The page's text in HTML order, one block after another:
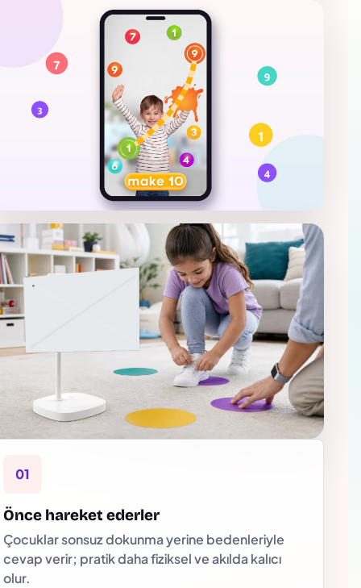
01
Önce hareket ederler
Çocuklar sonsuz dokunma yerine bedenleriyle
cevap verir; pratik daha fiziksel ve akılda kalıcı
olur.